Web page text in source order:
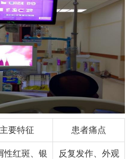
主要特征 患者痛点
性红斑、银
反复发作、外观